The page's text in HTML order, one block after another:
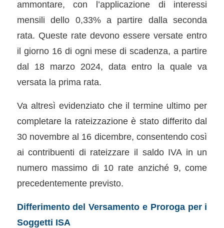
ammontare, con l’applicazione di interessi
mensili dello 0,33% a partire dalla seconda
rata. Queste rate devono essere versate entro
il giorno 16 di ogni mese di scadenza, a partire
dal 18 marzo 2024, data entro la quale va
versata la prima rata.
Va altresì evidenziato che il termine ultimo per
completare la rateizzazione è stato differito dal
30 novembre al 16 dicembre, consentendo così
ai contribuenti di rateizzare il saldo IVA in un
numero massimo di 10 rate anziché 9, come
precedentemente previsto.
Differimento del Versamento e Proroga per i
Soggetti ISA